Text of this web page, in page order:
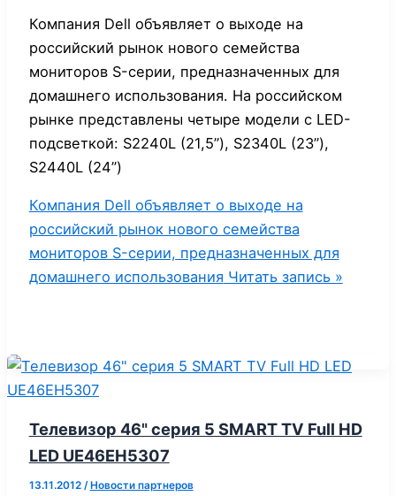
Компания Dell объявляет о выходе на
российский рынок нового семейства
мониторов S-серии, предназначенных для
домашнего использования. На российском
рынке представлены четыре модели с LED-
подсветкой: S2240L (21,5”), S2340L (23”),
S2440L (24”)
Компания Dell объявляет о выходе на
российский рынок нового семейства
мониторов S-серии, предназначенных для
домашнего использования Читать запись »
Телевизор 46" серия 5 SMART TV Full HD
LED UE46EH5307
13.11.2012 / Новости партнеров